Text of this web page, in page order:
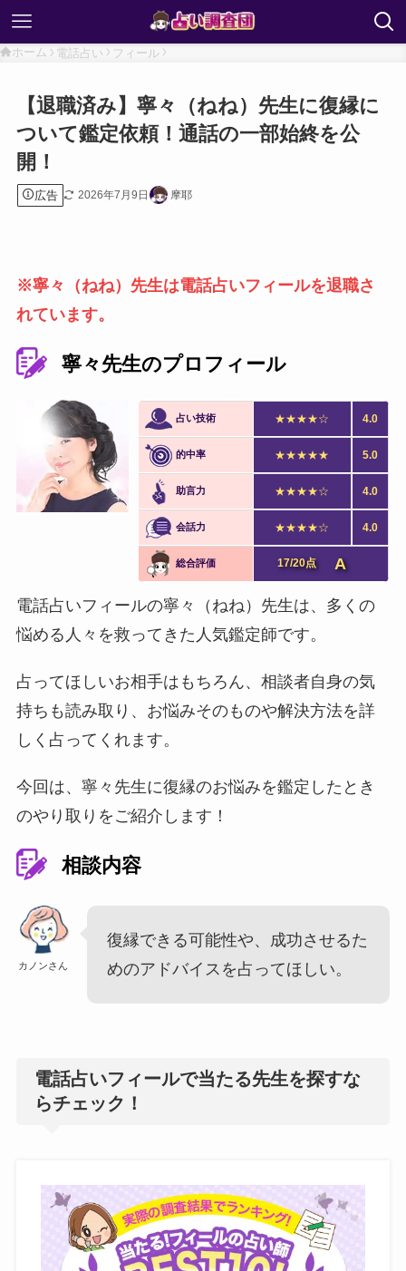
ホーム 電話占い フィール
【退職済み】寧々（ねね）先生に復縁に
ついて鑑定依頼！通話の一部始終を公
開！
広告 2026年7月9日 摩耶
※寧々（ねね）先生は電話占いフィールを退職さ
れています。
寧々先生のプロフィール
占い技術 ★★★★☆ 4.0
的中率 ★★★★★ 5.0
助言力 ★★★★☆ 4.0
会話力 ★★★★☆ 4.0
総合評価 17/20点 A
電話占いフィールの寧々（ねね）先生は、多くの
悩める人々を救ってきた人気鑑定師です。
占ってほしいお相手はもちろん、相談者自身の気
持ちも読み取り、お悩みそのものや解決方法を詳
しく占ってくれます。
今回は、寧々先生に復縁のお悩みを鑑定したとき
のやり取りをご紹介します！
相談内容
カノンさん
復縁できる可能性や、成功させるた
めのアドバイスを占ってほしい。
電話占いフィールで当たる先生を探すな
らチェック！